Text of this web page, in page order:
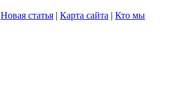
Новая статья | Карта сайта | Кто мы